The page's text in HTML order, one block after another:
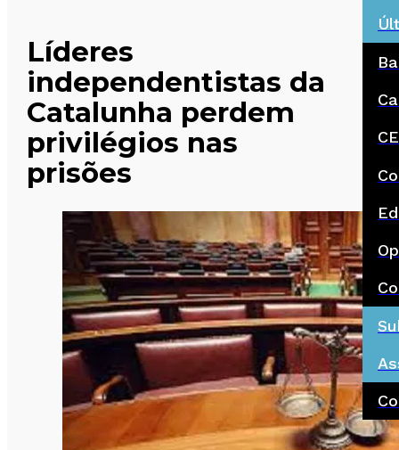
Líderes
independentistas da
Catalunha perdem
privilégios nas
prisões